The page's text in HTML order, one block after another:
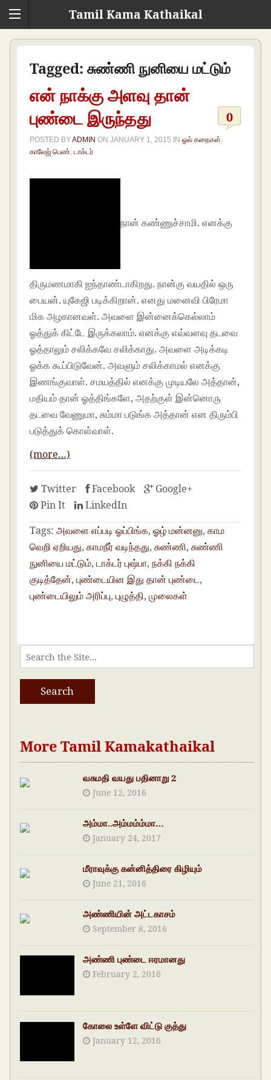
Tamil Kama Kathaikal
Tagged: சுண்ணி நுனியை மட்டும்
என் நாக்கு அளவு தான்
புண்டை இருந்தது
0
POSTED BYADMIN ONJANUARY 1, 2015 INஓல் கதைகள்
காலேஜ் பெண் ,டாக்டர்
நான் கண்ணுச்சாமி. எனக்கு
திருமணமாகி ஐந்தாண்டாகிறது. நான்கு வயதில் ஒரு
பையன். யுகேஜி படிக்கிறான். எனது மனைவி பிரேமா
மிக அழகானவள். அவளை இன்னைக்கெல்லாம்
ஓத்துக் கிட்டே இருக்கலாம். எனக்கு எவ்வளவு தடவை
ஓத்தாலும் சலிக்கவே சலிக்காது. அவளை அடிக்கடி
ஓக்க கூப்பிடுவேன். அவளும் சலிக்காமல் எனக்கு
இணங்குவாள். சமயத்தில் எனக்கு முடியலே அத்தான்,
மதியம் தான் ஓத்திங்களே, அதற்குள் இன்னொரு
தடவை வேணுமா, சும்மா படுங்க அத்தான் என திரும்பி
படுத்துக் கொள்வாள்.
(more…)
Twitter Facebook
Google+
Pin It
LinkedIn
Tags: அவளை எப்படி ஓப்பிங்க,ஓழ் மன்னனு,காம
வெறி ஏறியது,காமநீர் வடிந்தது,சுண்ணி,சுண்ணி
நுனியை மட்டும்,டாக்டர் புஷ்பா,நக்கி நக்கி
குடித்தேன்,புண்டையின இது தான் புண்டை,
புண்டையிலும் அரிப்பு,புழுத்தி,முலைகள்
More Tamil Kamakathaikal
வசுமதி வயது பதினாறு 2
June 12, 2016
அம்மா..அம்மம்ம்மா…
January 24, 2017
மீராவுக்கு கன்னித்திரை கிழியும்
June 21, 2016
அண்ணியின் அட்டகாசம்
September 8, 2016
அண்ணி புண்டை ஈரமானது
February 2, 2016
கோலை உள்ளே விட்டு குத்து
January 12, 2016